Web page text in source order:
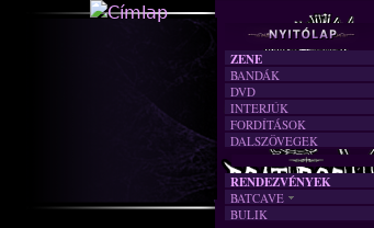
ZENE
BANDÁK
DVD
INTERJÚK
FORDÍTÁSOK
DALSZÖVEGEK
RENDEZVÉNYEK
BATCAVE
AKTUÁLIS
BULIK